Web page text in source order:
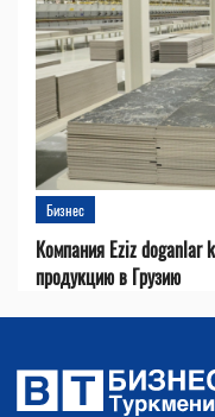
Бизнес
Компания Eziz doganlar
продукцию в Грузию